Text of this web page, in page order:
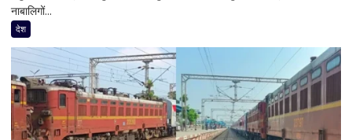
झलक
के
यौन
शोषण
का
नाबालिगों...
देश